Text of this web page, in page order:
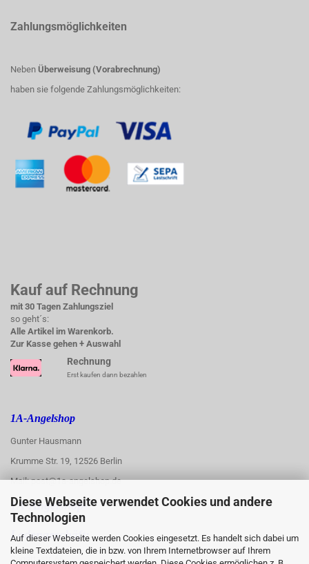
Diese Webseite verwendet Cookies und andere
Technologien
Auf dieser Webseite werden Cookies eingesetzt. Es handelt sich dabei um
kleine Textdateien, die in bzw. von Ihrem Internetbrowser auf Ihrem
Zahlungsmöglichkeiten
Neben Überweisung (Vorabrechnung)
haben sie folgende Zahlungsmöglichkeiten:
Kauf auf Rechnung
mit 30 Tagen Zahlungsziel
so geht´s:
Alle Artikel im Warenkorb.
Zur Kasse gehen + Auswahl
Rechnung
Erst kaufen dann bezahlen
1A-Angelshop
Gunter Hausmann
Krumme Str. 19, 12526 Berlin
Mail: post@1a-angelshop.de
1A-Angelshop-
Ladengeschäft::
Regattastr. 66